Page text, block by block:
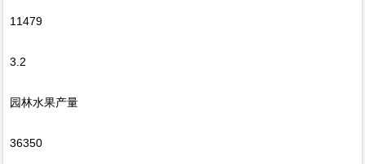
11479
3.2
园林水果产量
36350